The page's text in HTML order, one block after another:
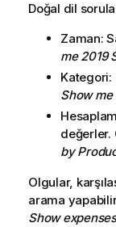
Doğal dil
Zaman:
me 2019
Kategori:
Show
değerler.
by
Olgular,
arama
Show